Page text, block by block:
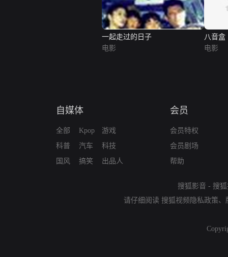
一起走过的日子
电影
八音盒
电影
自媒体
全部
科普
国风
Kpop
汽车
搞笑
游戏
科技
出品人
会员
会员特权
会员剧场
帮助
搜狐影音 - 搜
请仔细阅读 搜狐视频隐私政策、